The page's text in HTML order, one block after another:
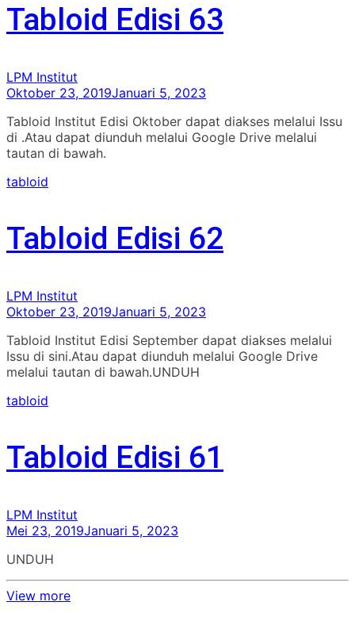
Tabloid Edisi 63
LPM Institut
Oktober 23, 2019Januari 5, 2023
Tabloid Institut Edisi Oktober dapat diakses melalui Issu
di .Atau dapat diunduh melalui Google Drive melalui
tautan di bawah.
tabloid
Tabloid Edisi 62
LPM Institut
Oktober 23, 2019Januari 5, 2023
Tabloid Institut Edisi September dapat diakses melalui
Issu di sini.Atau dapat diunduh melalui Google Drive
melalui tautan di bawah.UNDUH
tabloid
Tabloid Edisi 61
LPM Institut
Mei 23, 2019Januari 5, 2023
UNDUH
View more